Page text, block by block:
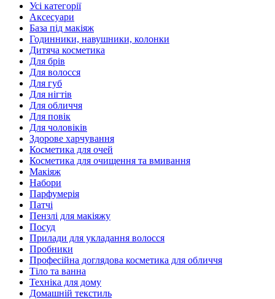
Усі категорії
Аксесуари
База під макіяж
Годинники, навушники, колонки
Дитяча косметика
Для брів
Для волосся
Для губ
Для нігтів
Для обличчя
Для повік
Для чоловіків
Здорове харчування
Косметика для очей
Косметика для очищення та вмивання
Макіяж
Набори
Парфумерія
Патчі
Пензлі для макіяжу
Посуд
Прилади для укладання волосся
Пробники
Професійна доглядова косметика для обличчя
Тіло та ванна
Техніка для дому
Домашній текстиль